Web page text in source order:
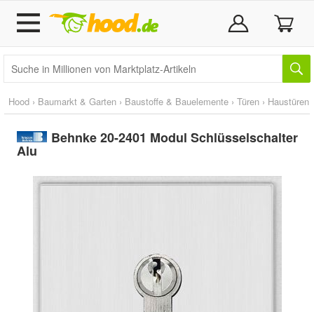
Hood › Baumarkt & Garten › Baustoffe & Bauelemente › Türen › Haustüren
Behnke 20-2401 Modul Schlüsselschalter
Alu